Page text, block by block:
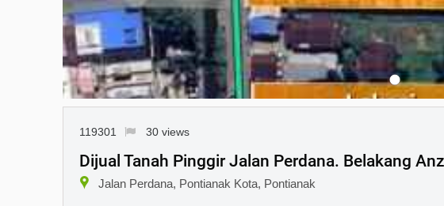
119301 30 views
Dijual Tanah Pinggir Jalan Perdana. Belakang
Jalan Perdana, Pontianak Kota, Pontianak